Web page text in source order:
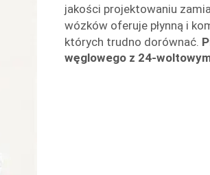
jakości projektowaniu
wózków oferuje płynną i
których trudno dorównać.
węglowego z 24-